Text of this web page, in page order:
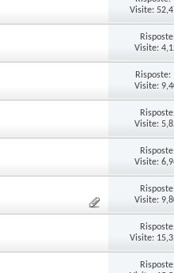
Visite:
Visite:
Risposte:
Visite:
Visite:
Visite:
Visite:
Visite: